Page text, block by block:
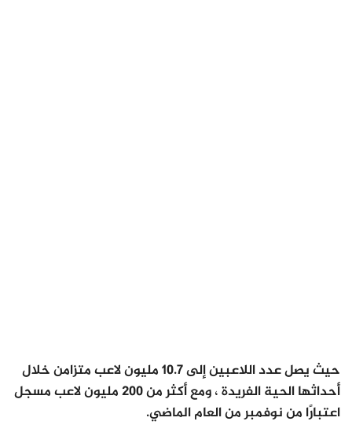
حيث يصل عدد اللاعبين إلى 10.7 مليون لاعب متزامن خلال
أحداثها الحية الفريدة ، ومع أكثر من 200 مليون لاعب مسجل
اعتبارًا من نوفمبر من العام الماضي.